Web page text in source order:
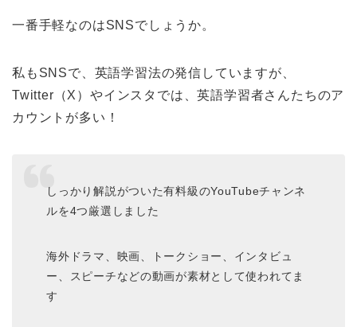
一番手軽なのはSNSでしょうか。
私もSNSで、英語学習法の発信していますが、
Twitter（X）やインスタでは、英語学習者さんたちのア
カウントが多い！
しっかり解説がついた有料級のYouTubeチャンネ
ルを4つ厳選しました
海外ドラマ、映画、トークショー、インタビュ
ー、スピーチなどの動画が素材として使われてま
す